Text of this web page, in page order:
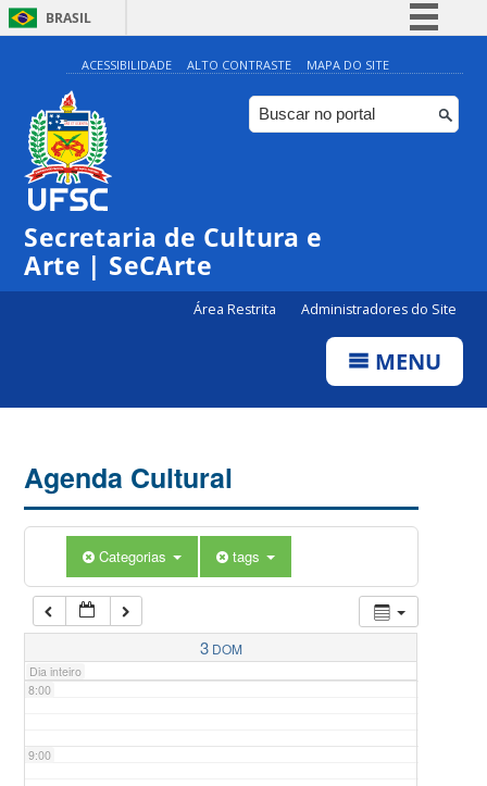
BRASIL
Simplifique!
Comunica BR
Participe
ACESSIBILIDADE ALTO CONTRASTE MAPA DO SITE
Secretaria de Cultura e
Arte | SeCArte
Área Restrita Administradores do Site
MENU
Agenda Cultural
Categorias tags
3 DOM
Dia inteiro
0:00
1:00
5:00
7:00
8:00
9:00